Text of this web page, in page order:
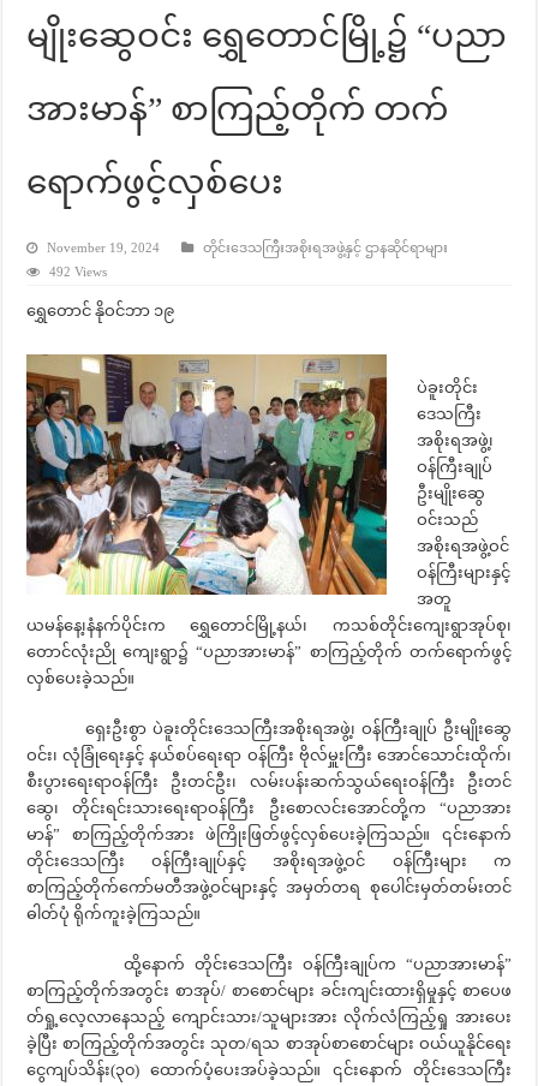
မျိုးဆွေဝင်း ရွှေတောင်မြို့၌ “ပညာ
အားမာန်” စာကြည့်တိုက် တက်
ရောက်ဖွင့်လှစ်ပေး
November 19, 2024
တိုင်းဒေသကြီးအစိုးရအဖွဲ့နှင့် ဌာနဆိုင်ရာများ
492 Views
ရွှေတောင် နိုဝင်ဘာ ၁၉
ပဲခူးတိုင်း
ဒေသကြီး
အစိုးရအဖွဲ့၊
ဝန်ကြီးချုပ်
ဦးမျိုးဆွေ
ဝင်းသည်
အစိုးရအဖွဲ့ဝင်
ဝန်ကြီးများနှင့်
အတူ
ယမန်နေ့၊နံနက်ပိုင်းက ရွှေတောင်မြို့နယ်၊ ကသစ်တိုင်းကျေးရွာအုပ်စု၊
တောင်လုံးညို ကျေးရွာ၌ “ပညာအားမာန်” စာကြည့်တိုက် တက်ရောက်ဖွင့်
လှစ်ပေးခဲ့သည်။
ရှေးဦးစွာ ပဲခူးတိုင်းဒေသကြီးအစိုးရအဖွဲ့၊ ဝန်ကြီးချုပ် ဦးမျိုးဆွေ
ဝင်း၊ လုံခြုံရေးနှင့် နယ်စပ်ရေးရာ ဝန်ကြီး ဗိုလ်မှူးကြီး အောင်သောင်းထိုက်၊
စီးပွားရေးရာဝန်ကြီး ဦးတင်ဦး၊ လမ်းပန်းဆက်သွယ်ရေးဝန်ကြီး ဦးတင်
ဆွေ၊ တိုင်းရင်းသားရေးရာဝန်ကြီး ဦးစောလင်းအောင်တို့က “ပညာအား
မာန်” စာကြည့်တိုက်အား ဖဲကြိုးဖြတ်ဖွင့်လှစ်ပေးခဲ့ကြသည်။ ၎င်းနောက်
တိုင်းဒေသကြီး ဝန်ကြီးချုပ်နှင့် အစိုးရအဖွဲ့ဝင် ဝန်ကြီးများ က
စာကြည့်တိုက်ကော်မတီအဖွဲ့ဝင်များနှင့် အမှတ်တရ စုပေါင်းမှတ်တမ်းတင်
ဓါတ်ပုံ ရိုက်ကူးခဲ့ကြသည်။
ထို့နောက် တိုင်းဒေသကြီး ဝန်ကြီးချုပ်က “ပညာအားမာန်”
စာကြည့်တိုက်အတွင်း စာအုပ်/ စာစောင်များ ခင်းကျင်းထားရှိမှုနှင့် စာပေဖ
တ်ရှု့လေ့လာနေသည့် ကျောင်းသား/သူများအား လိုက်လံကြည့်ရှု အားပေး
ခဲ့ပြီး စာကြည့်တိုက်အတွင်း သုတ/ရသ စာအုပ်စာစောင်များ ဝယ်ယူနိုင်ရေး
ငွေကျပ်သိန်း(၃၀) ထောက်ပံ့ပေးအပ်ခဲ့သည်။ ၎င်းနောက် တိုင်းဒေသကြီး